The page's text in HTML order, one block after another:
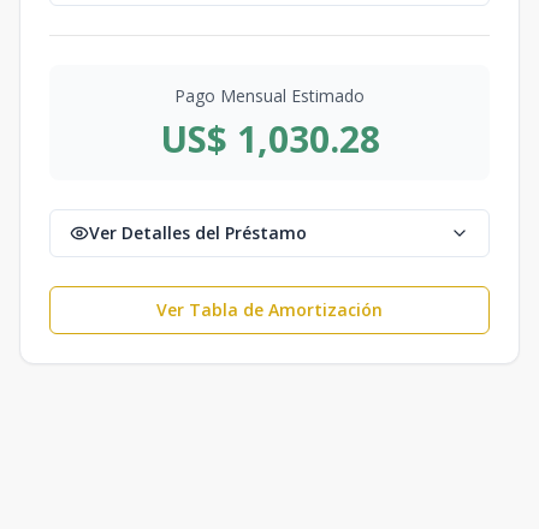
Pago Mensual Estimado
US$ 1,030.28
Ver Detalles del Préstamo
Ver Tabla de Amortización